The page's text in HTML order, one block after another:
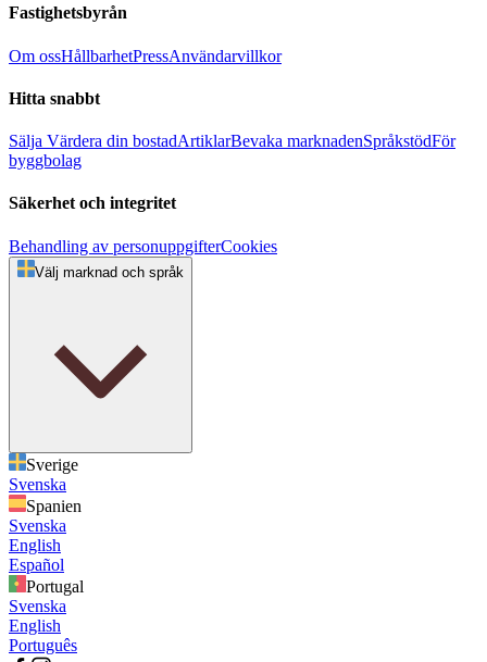
Fastighetsbyrån
Om ossHållbarhetPressAnvändarvillkor
Hitta snabbt
Sälja Värdera din bostadArtiklarBevaka marknadenSpråkstödFör
byggbolag
Säkerhet och integritet
Behandling av personuppgifterCookies
Välj marknad och språk
Sverige
Svenska
Spanien
Svenska
English
Español
Portugal
Svenska
English
Português